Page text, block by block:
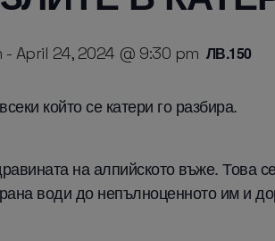
- April 24, 2024 @ 9:30 pm ЛВ.150
който се катери го разбира.
на алпийското въже. Това
води до непълноценното им и